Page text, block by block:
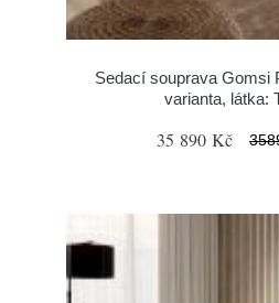
Sedací souprava Gomsi
varianta, látka:
35 890 Kč